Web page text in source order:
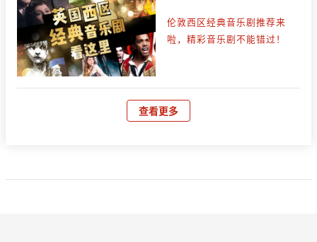
伦敦西区经典音乐剧推荐来
啦，精彩音乐剧不能错过！
查看更多